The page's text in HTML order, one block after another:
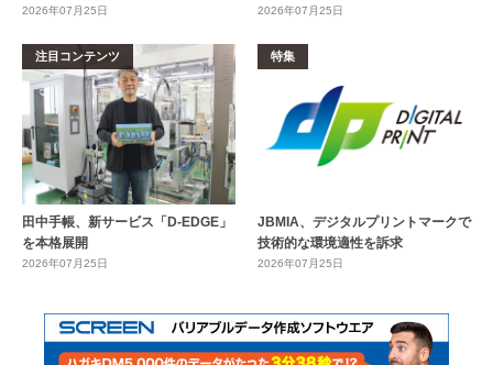
2026年07月25日 2026年07月25日
注目コンテンツ
田中手帳、新サービス「D-EDGE」
を本格展開
2026年07月25日
特集
JBMIA、デジタルプリントマークで
技術的な環境適性を訴求
2026年07月25日